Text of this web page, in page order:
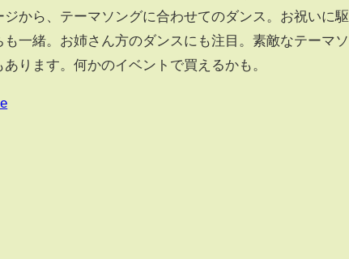
から、テーマソングに合わせてのダンス。お祝いに駆
一緒。お姉さん方のダンスにも注目。素敵なテーマソ
ります。何かのイベントで買えるかも。